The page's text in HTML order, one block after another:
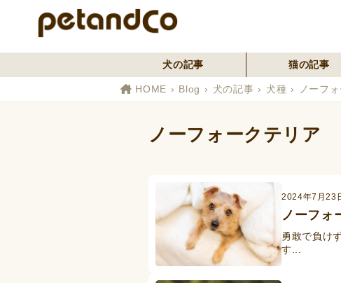
犬の記事 猫の記事
HOME Blog 犬の記事 犬種 ノーフ
ノーフォークテリア
2024年7月23
ノーフォ
勇敢で負け
す...